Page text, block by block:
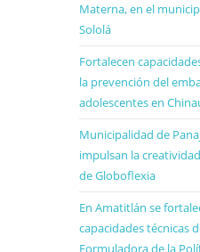
Materna, en el
Sololá
Fortalecen
la prevención del
adolescentes en
Municipalidad de
impulsan la
de Globoflexia
En Amatitlán se
capacidades técnicas
Formuladora de la